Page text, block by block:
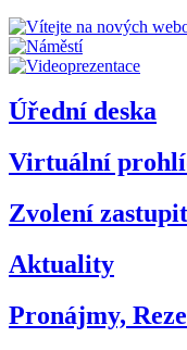
Úřední deska
Virtuální
Zvolení
Aktuality
Pronájmy,